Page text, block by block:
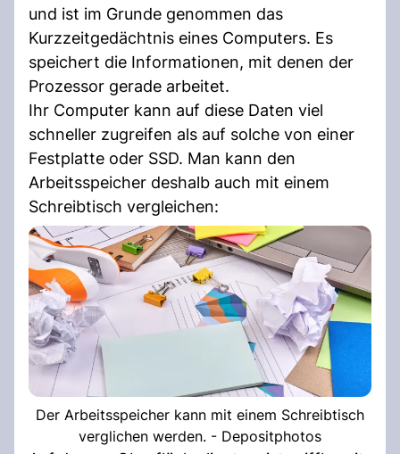
und ist im Grunde genommen das
Kurzzeitgedächtnis eines Computers. Es
speichert die Informationen, mit denen der
Prozessor gerade arbeitet.
Ihr Computer kann auf diese Daten viel
schneller zugreifen als auf solche von einer
Festplatte oder SSD. Man kann den
Arbeitsspeicher deshalb auch mit einem
Schreibtisch vergleichen:
Der Arbeitsspeicher kann mit einem Schreibtisch
verglichen werden. - Depositphotos